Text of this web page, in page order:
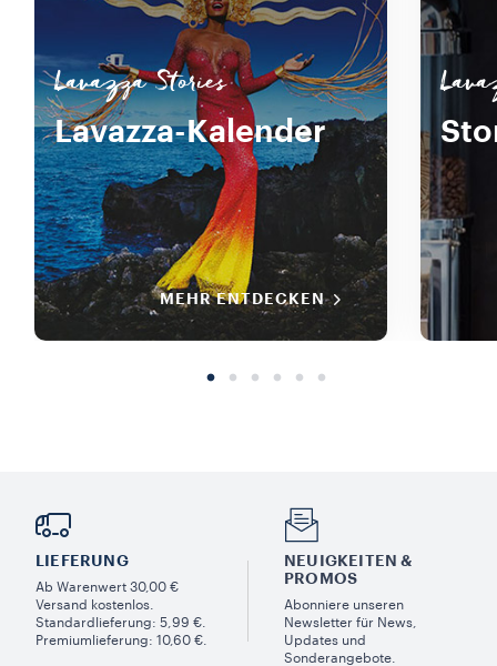
Lavazza Stories
Lavazza-Kalender
MEHR ENTDECKEN
LIEFERUNG
Ab Warenwert 30,00 €
Versand kostenlos.
Standardlieferung: 5,99 €.
Premiumlieferung: 10,60 €.
NEUIGKEITEN &
PROMOS​
Abonniere unseren
Newsletter für News,
Updates und
Sonderangebote.